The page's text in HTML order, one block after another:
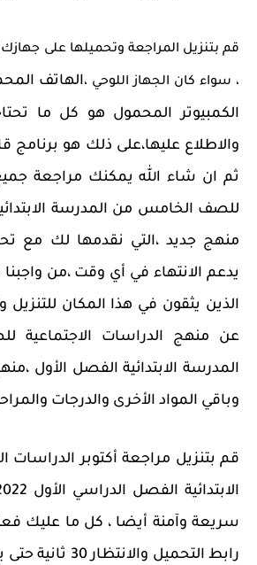
قم بتنزيل المراجعة وتحميلها على
، سواء كان الجهاز اللوحي ،الهاتف
الكمبيوتر المحمول هو كل ما
والاطلاع عليها،على ذلك هو برنامج
ثم ان شاء الله يمكنك مراجعة
منهج جديد ،التي نقدمها لك مع
يدعم الانتهاء في أي وقت ،من واجبنا
الذين يثقون في هذا المكان للتنزيل
عن منهج الدراسات
المدرسة الابتدائية الفصل الأول ،
وباقي المواد الأخرى والدرجات
قم بتنزيل مراجعة أكتوبر الدراسات
الابتدائية الفصل الدراسي الأول 2022 ،
سريعة وآمنة أيضا ، كل ما عليك
رابط التحميل والانتظار 30 ثانية
حتى